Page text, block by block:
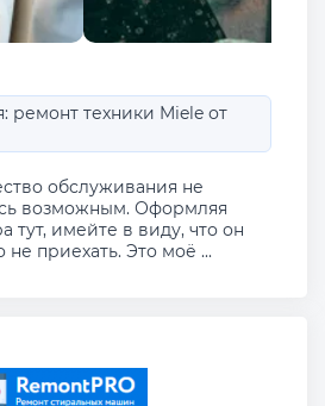
ремонт техники Miele от
обслуживания не
возможным. Оформляя
тут, имейте в виду, что он
приехать. Это моё ...